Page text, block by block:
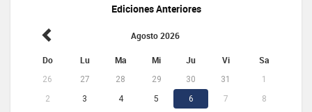
Ediciones Anteriores
Agosto 2026
Do Lu Ma Mi Ju Vi Sa
26 27 28 29 30 31
1
2
3 4 5 6 7
8